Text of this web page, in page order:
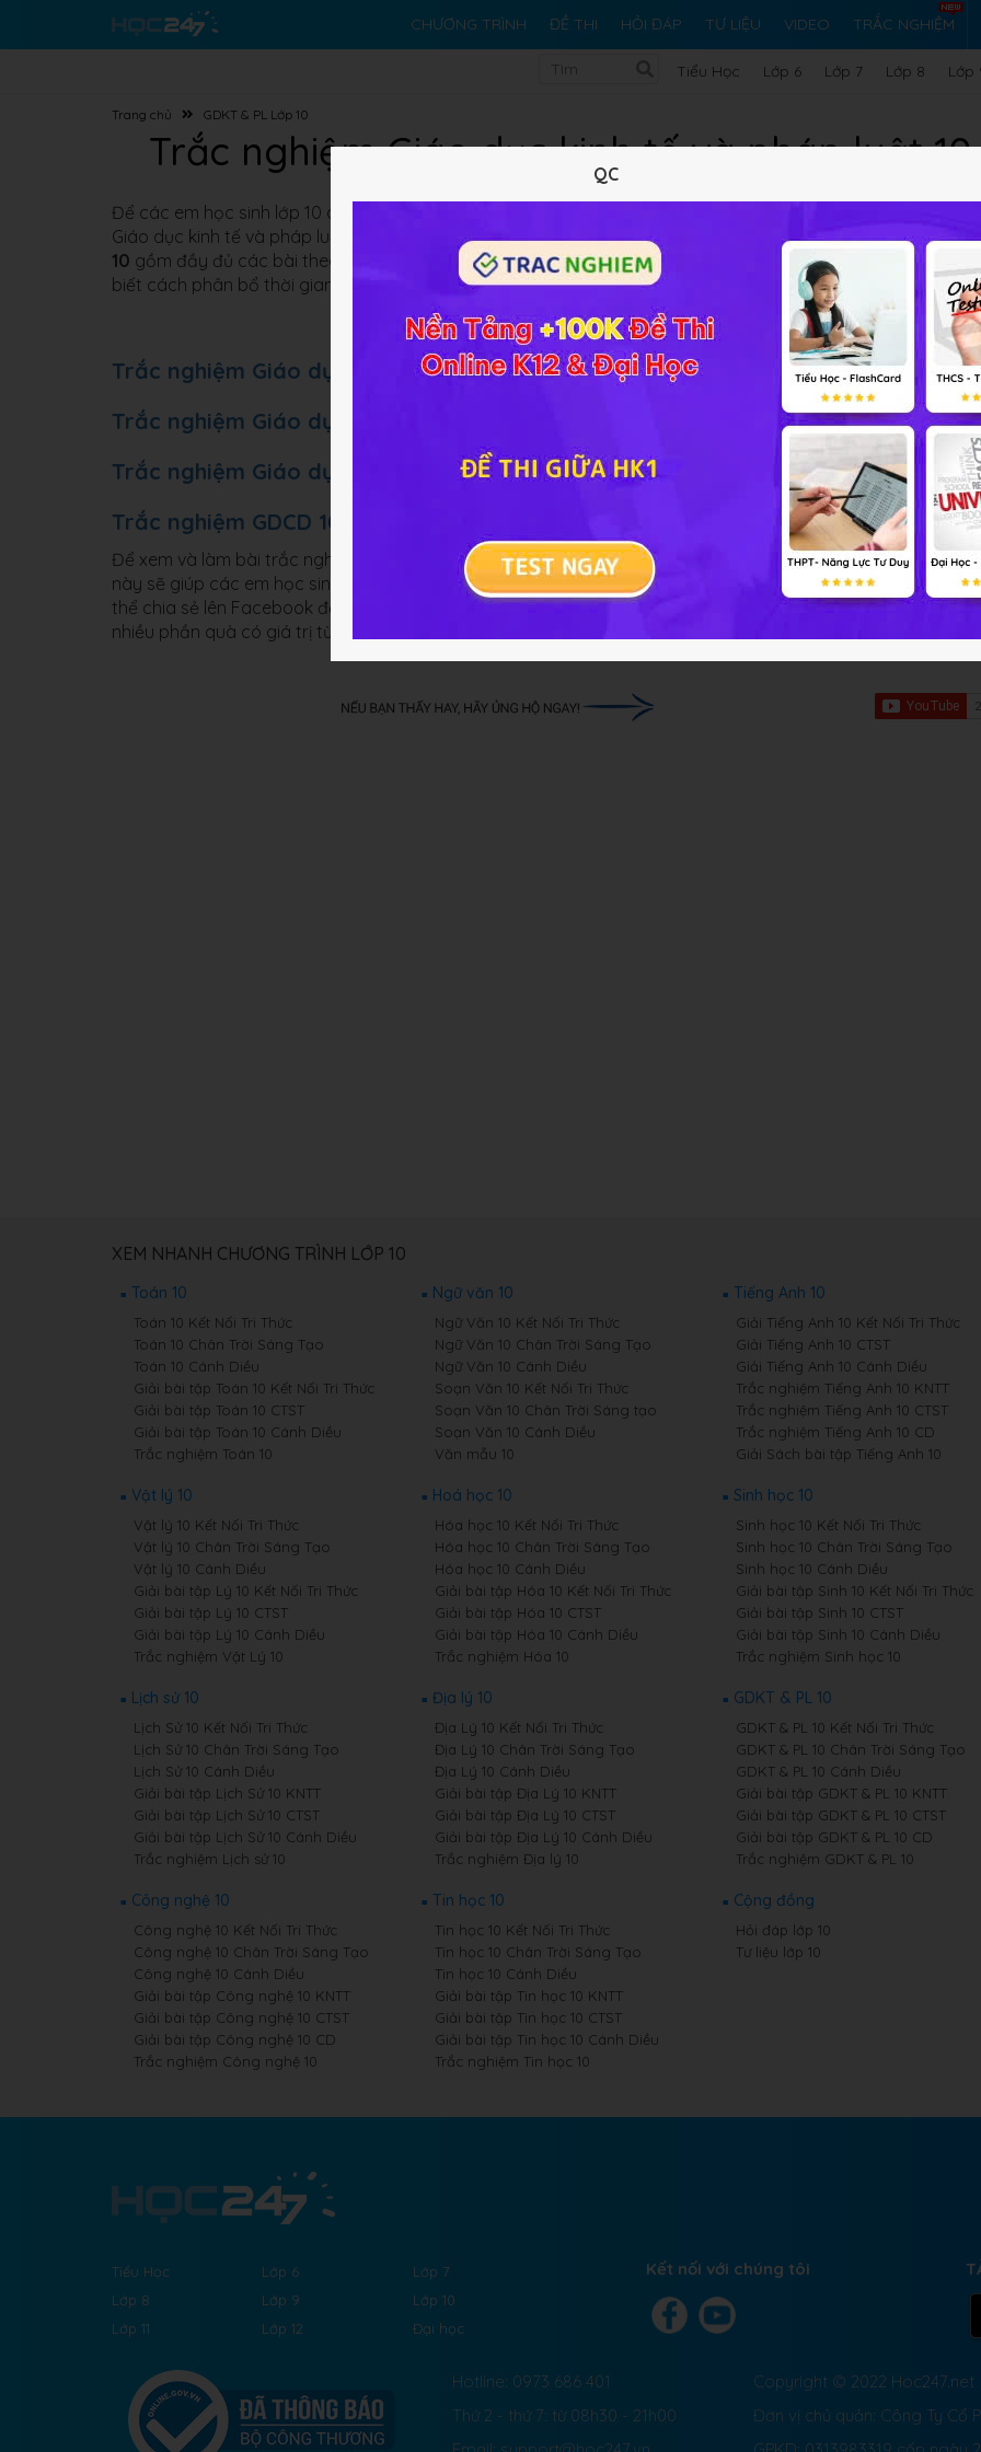
CHƯƠNG TRÌNH ĐỀ THI HỎI ĐÁP TƯ LIỆU VIDEO TRẮC NGHIỆM
Tiểu Học Lớp 6 Lớp 7 Lớp 8 Lớp
Trang chủ GDKT & PL Lớp 10
Trắc nghiệm Giáo dục kinh tế và pháp luật 10
Để các em học sinh lớp 10 dễ dàng hơn trong việc ôn tập, củng cố kiến thức sau mỗi nội dung bài học môn
Giáo dục kinh tế và pháp luật, HOC247 xin giới thiệu đến các emBộ Trắc nghiệm Giáo dục kinh tế và pháp
10 gồm đầy đủ các bài theo chương trình ba bộ sách mới. Bên cạnh đó, các em sẽ rèn luyện kỹ năng giải
biết cách phân bổ thời gian hợp lý trong bài thi. Chúc các em học tập thật tốt!
Trắc nghiệm Giáo dục kinh tế và pháp luật 10 Kết Nối Tri Thức
Trắc nghiệm Giáo dục kinh tế và pháp luật 10 Chân Trời Sáng Tạo
Trắc nghiệm Giáo dục kinh tế và pháp luật 10 Cánh Diều
Trắc nghiệm GDCD 10 Chương trình cũ
Để xem và làm bài trắc nghiệm, các em vui lòng đăng nhập vào trang hoc247.net và theo dõi. Hy vọng tài
này sẽ giúp các em học sinh lớp 10 ôn tập tốt và đạt thành tích cao trong học tập. Ngoài ra, các em còn có
thể chia sẻ lên Facebook để giới thiệu bạn bè cùng vào học, tích lũy thêm điểm HP và có cơ hội nhận thêm
nhiều phần quà có giá trị từ HỌC247!
XEM NHANH CHƯƠNG TRÌNH LỚP 10
Toán 10
Toán 10 Kết Nối Tri Thức
Toán 10 Chân Trời Sáng Tạo
Toán 10 Cánh Diều
Giải bài tập Toán 10 Kết Nối Tri Thức
Giải bài tập Toán 10 CTST
Giải bài tập Toán 10 Cánh Diều
Trắc nghiệm Toán 10
Ngữ văn 10
Ngữ Văn 10 Kết Nối Tri Thức
Ngữ Văn 10 Chân Trời Sáng Tạo
Ngữ Văn 10 Cánh Diều
Soạn Văn 10 Kết Nối Tri Thức
Soạn Văn 10 Chân Trời Sáng tạo
Soạn Văn 10 Cánh Diều
Văn mẫu 10
Tiếng Anh 10
Giải Tiếng Anh 10 Kết Nối Tri Thức
Giải Tiếng Anh 10 CTST
Giải Tiếng Anh 10 Cánh Diều
Trắc nghiệm Tiếng Anh 10 KNTT
Trắc nghiệm Tiếng Anh 10 CTST
Trắc nghiệm Tiếng Anh 10 CD
Giải Sách bài tập Tiếng Anh 10
Vật lý 10
Vật lý 10 Kết Nối Tri Thức
Vật lý 10 Chân Trời Sáng Tạo
Vật lý 10 Cánh Diều
Giải bài tập Lý 10 Kết Nối Tri Thức
Giải bài tập Lý 10 CTST
Giải bài tập Lý 10 Cánh Diều
Trắc nghiệm Vật Lý 10
Hoá học 10
Hóa học 10 Kết Nối Tri Thức
Hóa học 10 Chân Trời Sáng Tạo
Hóa học 10 Cánh Diều
Giải bài tập Hóa 10 Kết Nối Tri Thức
Giải bài tập Hóa 10 CTST
Giải bài tập Hóa 10 Cánh Diều
Trắc nghiệm Hóa 10
Sinh học 10
Sinh học 10 Kết Nối Tri Thức
Sinh học 10 Chân Trời Sáng Tạo
Sinh học 10 Cánh Diều
Giải bài tập Sinh 10 Kết Nối Tri Thức
Giải bài tập Sinh 10 CTST
Giải bài tập Sinh 10 Cánh Diều
Trắc nghiệm Sinh học 10
Lịch sử 10
Lịch Sử 10 Kết Nối Tri Thức
Lịch Sử 10 Chân Trời Sáng Tạo
Lịch Sử 10 Cánh Diều
Giải bài tập Lịch Sử 10 KNTT
Giải bài tập Lịch Sử 10 CTST
Giải bài tập Lịch Sử 10 Cánh Diều
Trắc nghiệm Lịch sử 10
Địa lý 10
Địa Lý 10 Kết Nối Tri Thức
Địa Lý 10 Chân Trời Sáng Tạo
Địa Lý 10 Cánh Diều
Giải bài tập Địa Lý 10 KNTT
Giải bài tập Địa Lý 10 CTST
Giải bài tập Địa Lý 10 Cánh Diều
Trắc nghiệm Địa lý 10
GDKT & PL 10
GDKT & PL 10 Kết Nối Tri Thức
GDKT & PL 10 Chân Trời Sáng Tạo
GDKT & PL 10 Cánh Diều
Giải bài tập GDKT & PL 10 KNTT
Giải bài tập GDKT & PL 10 CTST
Giải bài tập GDKT & PL 10 CD
Trắc nghiệm GDKT & PL 10
Công nghệ 10
Công nghệ 10 Kết Nối Tri Thức
Công nghệ 10 Chân Trời Sáng Tạo
Công nghệ 10 Cánh Diều
Giải bài tập Công nghệ 10 KNTT
Giải bài tập Công nghệ 10 CTST
Giải bài tập Công nghệ 10 CD
Trắc nghiệm Công nghệ 10
Tin học 10
Tin học 10 Kết Nối Tri Thức
Tin học 10 Chân Trời Sáng Tạo
Tin học 10 Cánh Diều
Giải bài tập Tin học 10 KNTT
Giải bài tập Tin học 10 CTST
Giải bài tập Tin học 10 Cánh Diều
Trắc nghiệm Tin học 10
Cộng đồng
Hỏi đáp lớp 10
Tư liệu lớp 10
Tiểu Học Lớp 6
Lớp 7
Lớp 8
Lớp 9
Lớp 10
Lớp 11
Lớp 12 Đại học
Kết nối với chúng tôi
Hotline: 0973 686 401
Thứ 2 - thứ 7: từ 08h30 - 21h00
Copyright © 2022 Hoc247.net
Đơn vị chủ quản: Công Ty Cổ
QC